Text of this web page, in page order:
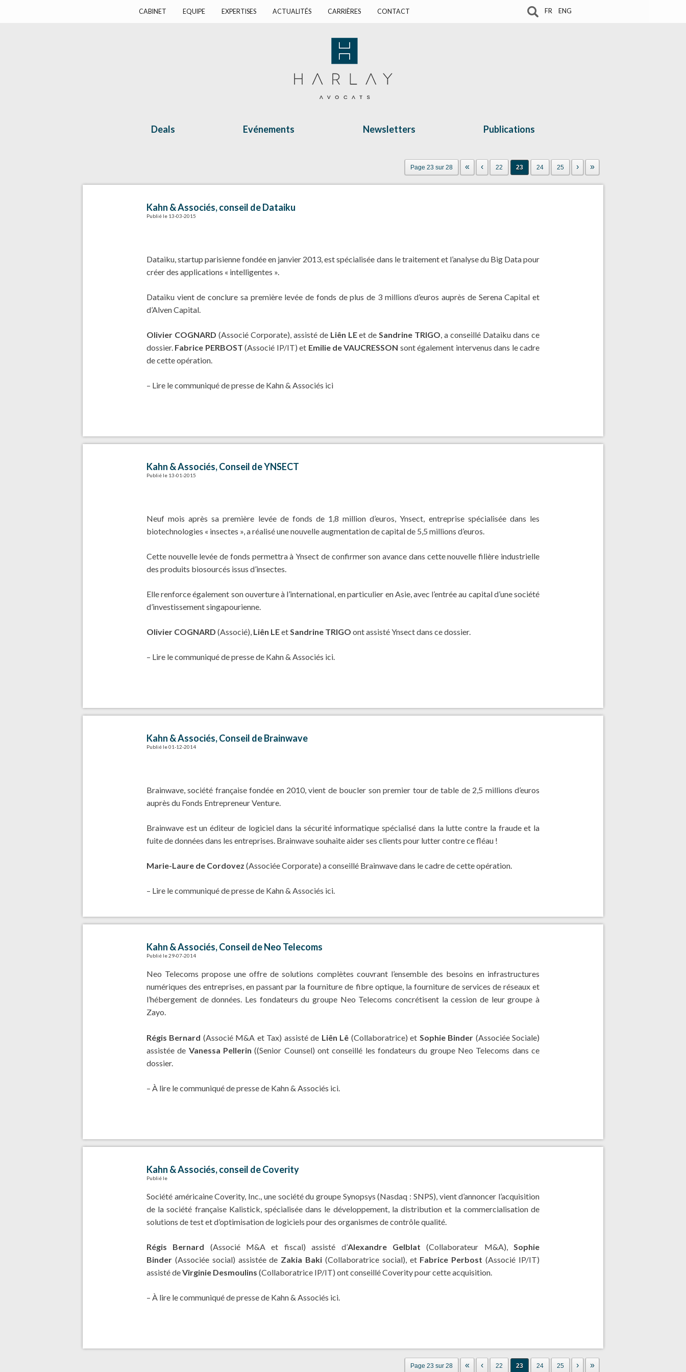
CABINET EQUIPE EXPERTISES ACTUALITÉS CARRIÈRES CONTACT FR ENG
Deals Evénements Newsletters Publications
Page 23 sur 28 « ‹ 22 23 24 25 › »
Kahn & Associés, conseil de Dataiku
Publié le 13-03-2015
Dataiku, startup parisienne fondée en janvier 2013, est spécialisée dans le traitement et l’analyse du Big Data pour
créer des applications « intelligentes ».
Dataiku vient de conclure sa première levée de fonds de plus de 3 millions d’euros auprès de Serena Capital et
d’Alven Capital.
Olivier COGNARD (Associé Corporate), assisté de Liên LEet deSandrine TRIGO, a conseillé Dataiku dans ce
dossier. Fabrice PERBOST (Associé IP/IT) et Emilie de VAUCRESSON sont également intervenus dans le cadre
de cette opération.
– Lire le communiqué de presse de Kahn & Associés ici
Kahn & Associés, Conseil de YNSECT
Publié le 13-01-2015
Neuf mois après sa première levée de fonds de 1,8 million d’euros, Ynsect, entreprise spécialisée dans les
biotechnologies « insectes », a réalisé une nouvelle augmentation de capital de 5,5 millions d’euros.
Cette nouvelle levée de fonds permettra à Ynsect de confirmer son avance dans cette nouvelle filière industrielle
des produits biosourcés issus d’insectes.
Elle renforce également son ouverture à l’international, en particulier en Asie, avec l’entrée au capital d’une société
d’investissement singapourienne.
Olivier COGNARD (Associé), Liên LEetSandrine TRIGO ont assisté Ynsect dans ce dossier.
– Lire le communiqué de presse de Kahn & Associés ici.
Kahn & Associés, Conseil de Brainwave
Publié le 01-12-2014
Brainwave, société française fondée en 2010, vient de boucler son premier tour de table de 2,5 millions d’euros
auprès du Fonds Entrepreneur Venture.
Brainwave est un éditeur de logiciel dans la sécurité informatique spécialisé dans la lutte contre la fraude et la
fuite de données dans les entreprises. Brainwave souhaite aider ses clients pour lutter contre ce fléau !
Marie-Laure de Cordovez (Associée Corporate) a conseillé Brainwave dans le cadre de cette opération.
– Lire le communiqué de presse de Kahn & Associés ici.
Kahn & Associés, Conseil de Neo Telecoms
Publié le 29-07-2014
Neo Telecoms propose une offre de solutions complètes couvrant l’ensemble des besoins en infrastructures
numériques des entreprises, en passant par la fourniture de fibre optique, la fourniture de services de réseaux et
l’hébergement de données. Les fondateurs du groupe Neo Telecoms concrétisent la cession de leur groupe à
Zayo.
Régis Bernard (Associé M&A et Tax) assisté de Liên Lê (Collaboratrice) et Sophie Binder (Associée Sociale)
assistée de Vanessa Pellerin ((Senior Counsel) ont conseillé les fondateurs du groupe Neo Telecoms dans ce
dossier.
– À lire le communiqué de presse de Kahn & Associés ici.
Kahn & Associés, conseil de Coverity
Publié le
Société américaine Coverity, Inc., une société du groupe Synopsys (Nasdaq : SNPS), vient d’annoncer l’acquisition
de la société française Kalistick, spécialisée dans le développement, la distribution et la commercialisation de
solutions de test et d’optimisation de logiciels pour des organismes de contrôle qualité.
Régis Bernard (Associé M&A et fiscal) assisté d’Alexandre Gelblat(Collaborateur M&A),Sophie
Binder(Associée social) assistée de Zakia Baki (Collaboratrice social), et Fabrice Perbost (Associé IP/IT)
assisté deVirginie Desmoulins (Collaboratrice IP/IT) ont conseillé Coverity pour cette acquisition.
– À lire le communiqué de presse de Kahn & Associés ici.
Page 23 sur 28 « ‹ 22 23 24 25 › »